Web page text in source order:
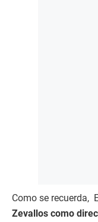
Como se recuerda,
Zevallos como